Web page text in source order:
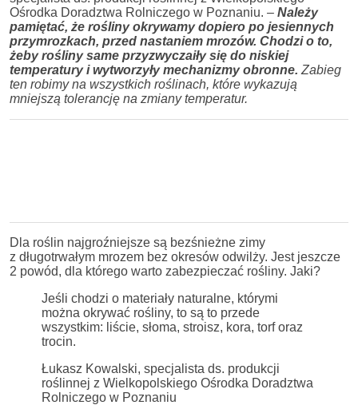
Ośrodka Doradztwa Rolniczego w Poznaniu. – Należy
pamiętać, że rośliny okrywamy dopiero po jesiennych
przymrozkach, przed nastaniem mrozów. Chodzi o to,
żeby rośliny same przyzwyczaiły się do niskiej
temperatury i wytworzyły mechanizmy obronne. Zabieg
ten robimy na wszystkich roślinach, które wykazują
mniejszą tolerancję na zmiany temperatur.
Dla roślin najgroźniejsze są bezśnieżne zimy
z długotrwałym mrozem bez okresów odwilży. Jest jeszcze
2 powód, dla którego warto zabezpieczać rośliny. Jaki?
Jeśli chodzi o materiały naturalne, którymi
można okrywać rośliny, to są to przede
wszystkim: liście, słoma, stroisz, kora, torf oraz
trocin.
Łukasz Kowalski, specjalista ds. produkcji
roślinnej z Wielkopolskiego Ośrodka Doradztwa
Rolniczego w Poznaniu